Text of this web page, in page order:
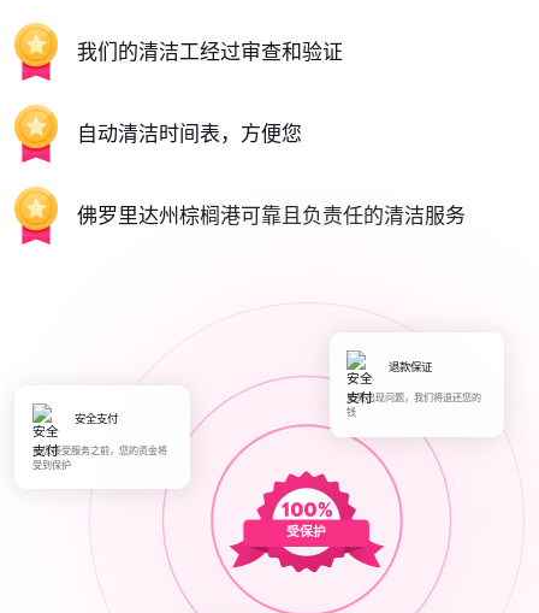
我们的清洁工经过审查和验证
自动清洁时间表，方便您
佛罗里达州棕榈港可靠且负责任的清洁服务
受保护
安全支付
在您接受服务之前，您的资金将
受到保护
退款保证
如果出现问题，我们将退还您的
钱